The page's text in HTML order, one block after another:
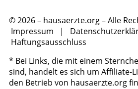
© 2026 – hausaerzte.org – Alle
Impressum |
Haftungsausschluss
* Bei Links, die mit einem
sind, handelt es sich um Affiliate-
den Betrieb von hausaerzte.org